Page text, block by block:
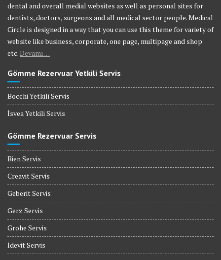
dental and overall medial websites as well as personal sites for
dentists, doctors, surgeons and all medical sector people. Medical
Circle is designed in a way that you can use this theme for variety of
website like business, corporate, one page, multipage and shop
etc. Devamı…
Gömme Rezervuar Yetkili Servis
Bocchi Yetkili Servis
İsvea Yetkili Servis
Gömme Rezervuar Servis
Bien Servis
Creavit Servis
Geberit Servis
Gerz Servis
Grohe Servis
İdevit Servis